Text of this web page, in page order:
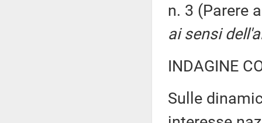
n. 3 (Parere
ai sensi
INDAGINE
Sulle